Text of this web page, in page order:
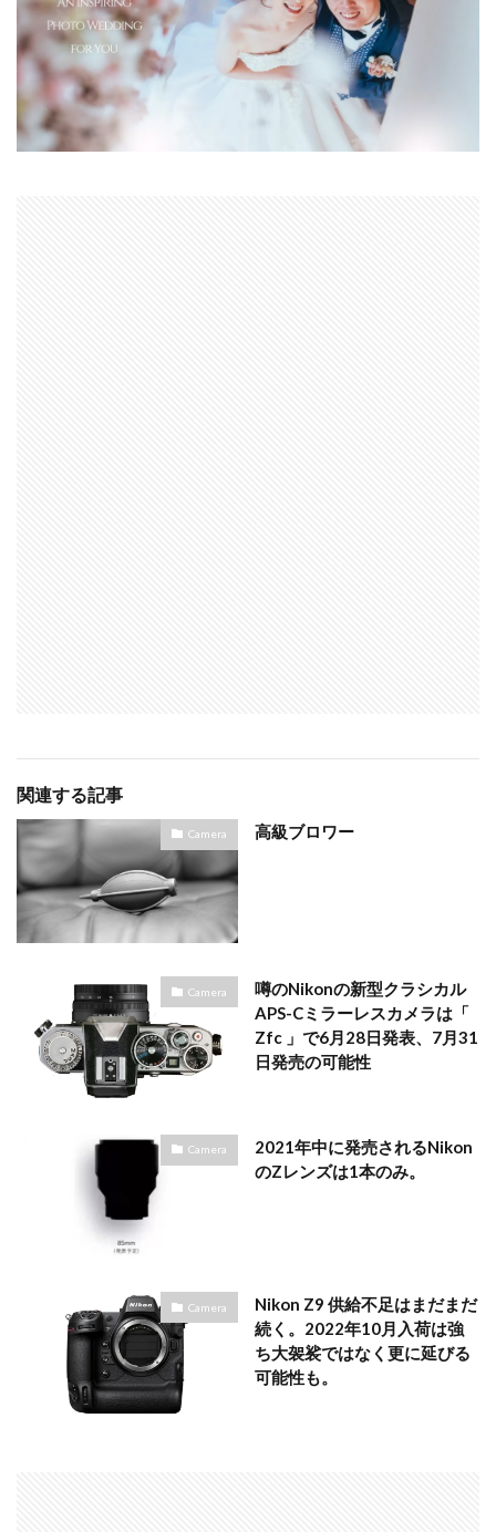
関連する記事
Camera 高級ブロワー
Camera
噂のNikonの新型クラシカル
APS-Cミラーレスカメラは「
Zfc 」で6月28日発表、7月31
日発売の可能性
Camera
2021年中に発売されるNikon
のZレンズは1本のみ。
Camera
Nikon Z9 供給不足はまだまだ
続く。2022年10月入荷は強
ち大袈裟ではなく更に延びる
可能性も。